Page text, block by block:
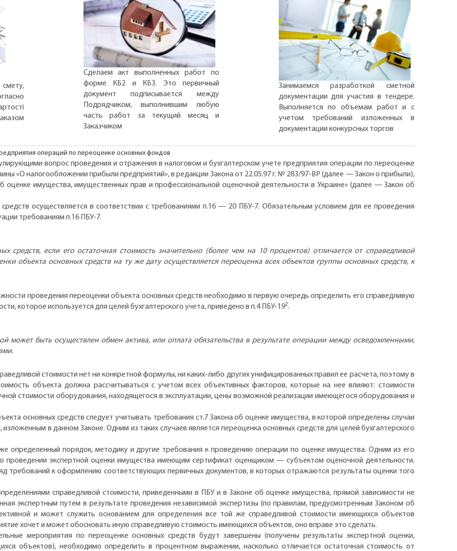
Сделаем акт выполненных работ по
форме КБ2 и КБ3. Это первичный
документ подписывается между
Подрядчиком, выполнившим любую
часть работ за текущий месяц и
Заказчиком
Занимаемся разработкой сметной
документации для участия в тендере.
Выполняется по объемам работ и с
учетом требований изложенных в
документации конкурсных торгов
вопрос проведения и отражения в налоговом и бухгалтерском учете предприятия операции по переоценке
«О налогообложении прибыли предприятий», в редакции Закона от 22.05.97 г. № 283/97-ВР (далее — Закон о прибыли),
оценке имущества, имущественных прав и профессиональной оценочной деятельности в Украине» (далее — Закон об
средств осуществляется в соответствии с требованиями п.16 — 20 ПБУ-7. Обязательным условием для ее проведения
требованиям п.16 ПБУ-7.
средств, если его остаточная стоимость значительно (более чем на 10 процентов) отличается от справедливой
объекта основных средств на ту же дату осуществляется переоценка всех объектов группы основных средств, к
проведения переоценки объекта основных средств необходимо в первую очередь определить его справедливую
которое используется для целей бухгалтерского учета, приведено в п.4 ПБУ-192.
может быть осуществлен обмен актива, или оплата обязательства в результате операции между осведомленными,
стоимости нет ни конкретной формулы, ни каких-либо других унифицированных правил ее расчета, поэтому в
объекта должна рассчитываться с учетом всех объективных факторов, которые на нее влияют: стоимости
стоимости оборудования, находящегося в эксплуатации, цены возможной реализации имеющегося оборудования и
основных средств следует учитывать требования ст.7 Закона об оценке имущества, в которой определены случаи
в данном Законе. Одним из таких случаев является переоценка основных средств для целей бухгалтерского
определенный порядок, методику и другие требования к проведению операции по оценке имущества. Одним из его
проведении экспертной оценки имущества имеющим сертификат оценщиком — субъектом оценочной деятельности.
требований к оформлению соответствующих первичных документов, в которых отражаются результаты оценки того
справедливой стоимости, приведенными в ПБУ и в Законе об оценке имущества, прямой зависимости не
экспертным путем в результате проведения независимой экспертизы (по правилам, предусмотренным Законом об
и может служить основанием для определения все той же справедливой стоимости имеющихся объектов
хочет и может обосновать иную справедливую стоимость имеющихся объектов, оно вправе это сделать.
мероприятия по переоценке основных средств будут завершены (получены результаты экспертной оценки,
объектов), необходимо определить в процентном выражении, насколько отличается остаточная стоимость от